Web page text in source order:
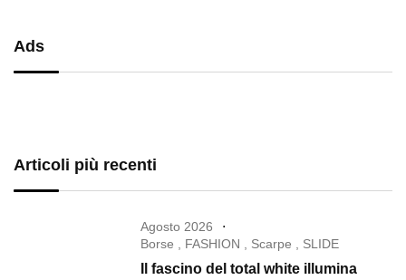
Ads
Articoli più recenti
Agosto 2026
Borse , FASHION , Scarpe , SLIDE
Il fascino del total white illumina